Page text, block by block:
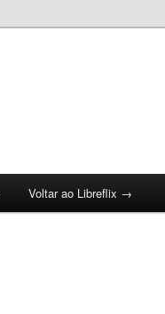
Voltar ao Libreflix →